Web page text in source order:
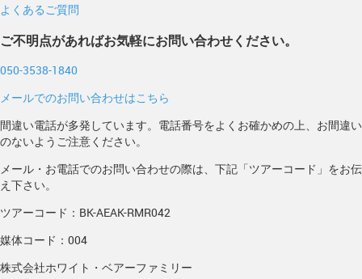
よくあるご質問
ご不明点があればお気軽にお問い合わせください。
050-3538-1840
メールでのお問い合わせはこちら
間違い電話が多発しています。電話番号をよくお確かめの上、お間違い
のないようご注意ください。
メール・お電話でのお問い合わせの際は、下記「ツアーコード」をお伝
え下さい。
ツアーコード：BK-AEAK-RMR042
媒体コード：004
株式会社ホワイト・ベアーファミリー